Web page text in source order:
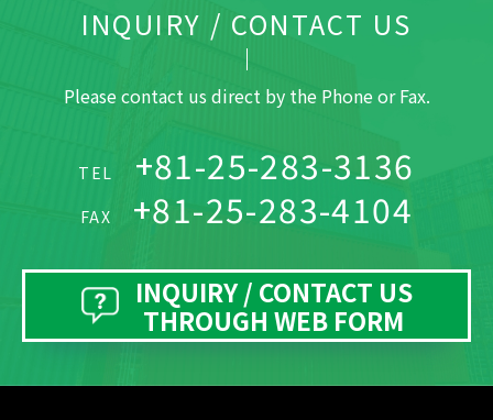
INQUIRY / CONTACT US
Please contact us direct by the Phone or Fax.
TEL +81-25-283-3136
FAX +81-25-283-4104
INQUIRY / CONTACT US
THROUGH WEB FORM